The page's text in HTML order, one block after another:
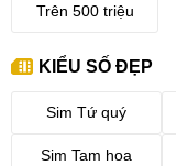
Trên 500 triệu
KIỂU SỐ ĐẸP
Sim Tứ quý
Sim Tam hoa